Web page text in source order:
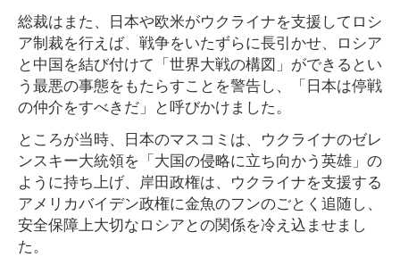
総裁はまた、日本や欧米がウクライナを支援してロシ
ア制裁を行えば、戦争をいたずらに長引かせ、ロシア
と中国を結び付けて「世界大戦の構図」ができるとい
う最悪の事態をもたらすことを警告し、「日本は停戦
の仲介をすべきだ」と呼びかけました。
ところが当時、日本のマスコミは、ウクライナのゼレ
ンスキー大統領を「大国の侵略に立ち向かう英雄」の
ように持ち上げ、岸田政権は、ウクライナを支援する
アメリカバイデン政権に金魚のフンのごとく追随し、
安全保障上大切なロシアとの関係を冷え込ませまし
た。